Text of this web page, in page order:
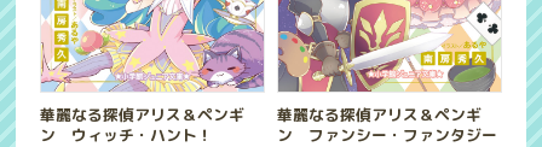
華麗なる探偵アリス＆ペンギ
ン ウィッチ・ハント！
華麗なる探偵アリス＆ペンギ
ン ファンシー・ファンタジー